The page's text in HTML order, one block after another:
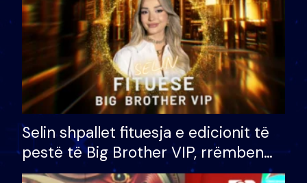
Selin shpallet fituesja e edicionit të
pestë të Big Brother VIP, rrëmben
çmimin e madh prej 100 mijë eurosh